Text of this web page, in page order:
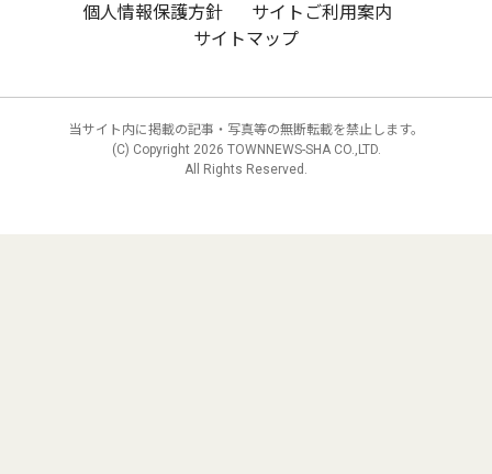
個人情報保護方針
サイトご利用案内
サイトマップ
当サイト内に掲載の記事・写真等の無断転載を禁止します。
(C) Copyright 2026 TOWNNEWS-SHA CO.,LTD.
All Rights Reserved.